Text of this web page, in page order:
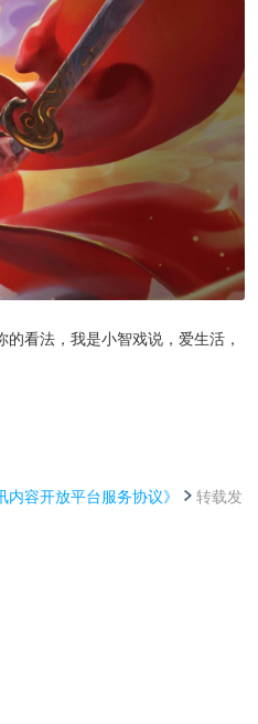
看法，我是小智戏说，爱生活，
内容开放平台服务协议》
转载发